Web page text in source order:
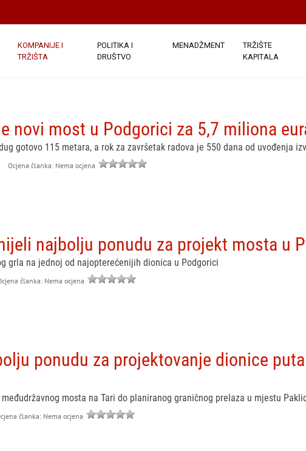
KOMPANIJE I
TRŽIŠTA
POLITIKA I
DRUŠTVO
MENADŽMENT
TRŽIŠTE
KAPITALA
novi most u Podgorici za 5,7 miliona
gotovo 115 metara, a rok za završetak radova je 550 dana od uvođenja
Ocjena članka: Nema ocjena
najbolju ponudu za projekt mosta u
grla na jednoj od najopterećenijih dionica u Podgorici
članka: Nema ocjena
ponudu za projektovanje dionice
mosta na Tari do planiranog graničnog prelaza u mjestu
članka: Nema ocjena